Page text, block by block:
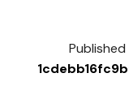
Published